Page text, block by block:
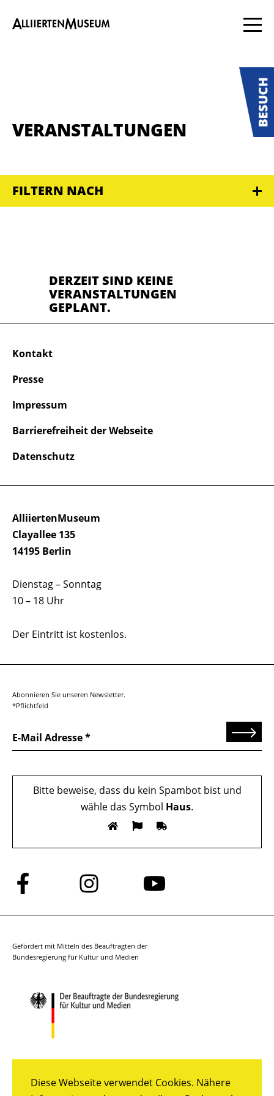
Diese Webseite verwendet Cookies. Nähere
VERANSTALTUNGEN
FILTERN NACH
DERZEIT SIND KEINE
VERANSTALTUNGEN
GEPLANT.
AlliiertenMuseum
Clayallee 135
14195 Berlin
Dienstag – Sonntag
10 – 18 Uhr
Der Eintritt ist kostenlos.
Kontakt
Presse
Impressum
Barrierefreiheit der Webseite
Datenschutz
Abonnieren Sie unseren Newsletter.
*Pflichtfeld
E-Mail Adresse Senden
Bitte beweise, dass du kein Spambot bist und
wähle das Symbol Haus.
Folge
uns
auf
Folge
uns
auf
Folge
auf
Gefördert mit Mitteln des Beauftragten der
Bundesregierung für Kultur und Medien